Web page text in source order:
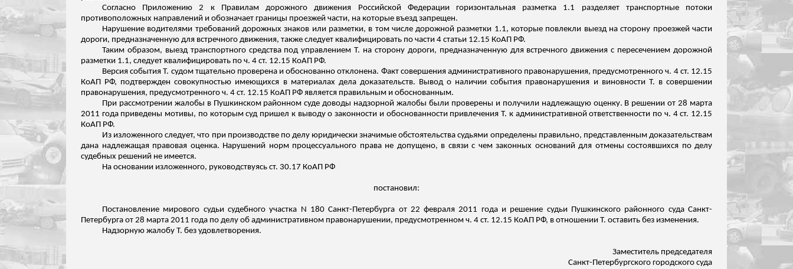
Согласно Приложению 2 к Правилам дорожного движения Российской Федерации горизонтальная разметка 1.1 разделяет транспортные потоки
противоположных направлений и обозначает границы проезжей части, на которые въезд запрещен.
Нарушение водителями требований дорожных знаков или разметки, в том числе дорожной разметки 1.1, которые повлекли выезд на сторону проезжей части
дороги, предназначенную для встречного движения, также следует квалифицировать по части 4 статьи 12.15 КоАП РФ.
Таким образом, выезд транспортного средства под управлением Т. на сторону дороги, предназначенную для встречного движения с пересечением дорожной
разметки 1.1, следует квалифицировать по ч. 4 ст. 12.15 КоАП РФ.
Версия события Т. судом тщательно проверена и обоснованно отклонена. Факт совершения административного правонарушения, предусмотренного ч. 4 ст. 12.15
КоАП РФ, подтвержден совокупностью имеющихся в материалах дела доказательств. Вывод о наличии события правонарушения и виновности Т. в совершении
правонарушения, предусмотренного ч. 4 ст. 12.15 КоАП РФ является правильным и обоснованным.
При рассмотрении жалобы в Пушкинском районном суде доводы надзорной жалобы были проверены и получили надлежащую оценку. В решении от 28 марта
2011 года приведены мотивы, по которым суд пришел к выводу о законности и обоснованности привлечения Т. к административной ответственности по ч. 4 ст. 12.15
КоАП РФ.
Из изложенного следует, что при производстве по делу юридически значимые обстоятельства судьями определены правильно, представленным доказательствам
дана надлежащая правовая оценка. Нарушений норм процессуального права не допущено, в связи с чем законных оснований для отмены состоявшихся по делу
судебных решений не имеется.
На основании изложенного, руководствуясь ст. 30.17 КоАП РФ
постановил:
Постановление мирового судьи судебного участка N 180 Санкт-Петербурга от 22 февраля 2011 года и решение судьи Пушкинского районного суда Санкт-
Петербурга от 28 марта 2011 года по делу об административном правонарушении, предусмотренном ч. 4 ст. 12.15 КоАП РФ, в отношении Т. оставить без изменения.
Надзорную жалобу Т. без удовлетворения.
Заместитель председателя
Санкт-Петербургского городского суда